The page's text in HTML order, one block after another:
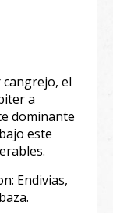
el
a
dominante
este
Endivias,